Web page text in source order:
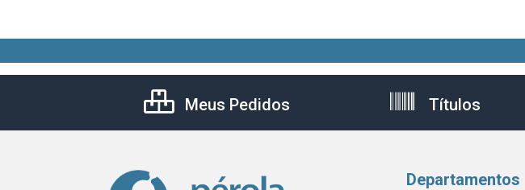
Meus Pedidos Títulos
Departamentos